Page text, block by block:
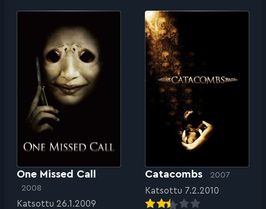
One Missed Call
2008
Katsottu 26.1.2009
Catacombs 2007
Katsottu 7.2.2010